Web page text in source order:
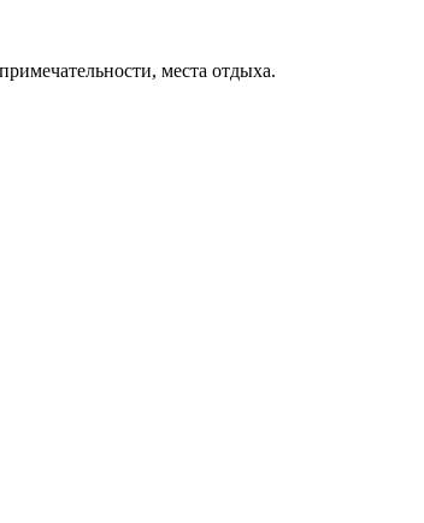
места отдыха.